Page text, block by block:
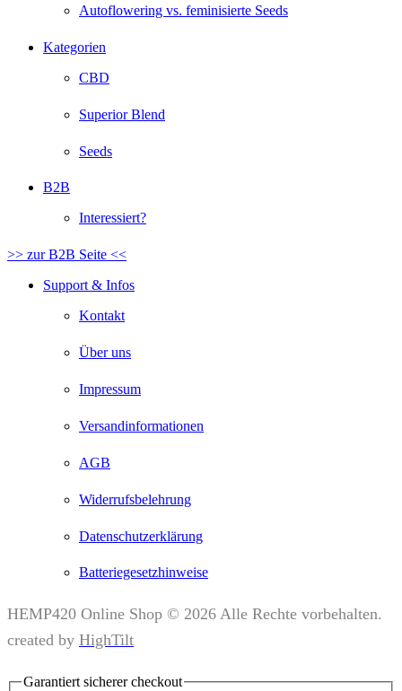
Autoflowering vs. feminisierte Seeds
Kategorien
CBD
Superior Blend
Seeds
B2B
Interessiert?
>> zur B2B Seite <<
Support & Infos
Kontakt
Über uns
Impressum
Versandinformationen
AGB
Widerrufsbelehrung
Datenschutzerklärung
Batteriegesetzhinweise
HEMP420 Online Shop © 2026 Alle Rechte vorbehalten.
created by HighTilt
Garantiert sicherercheckout